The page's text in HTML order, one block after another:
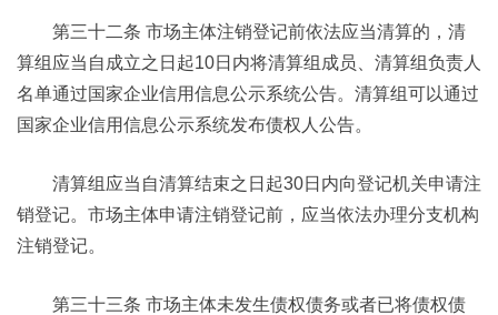
第三十二条 市场主体注销登记前依法应当清算的，清
算组应当自成立之日起10日内将清算组成员、清算组负责人
名单通过国家企业信用信息公示系统公告。清算组可以通过
国家企业信用信息公示系统发布债权人公告。
清算组应当自清算结束之日起30日内向登记机关申请注
销登记。市场主体申请注销登记前，应当依法办理分支机构
注销登记。
第三十三条 市场主体未发生债权债务或者已将债权债